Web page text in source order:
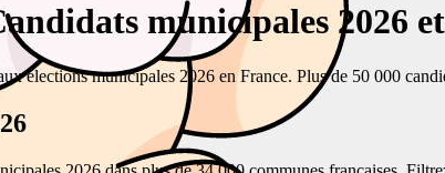
municipales 2026
élections municipales 2026 en France. Plus de 50 000